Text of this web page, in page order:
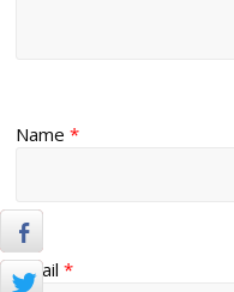
Name*
Email*